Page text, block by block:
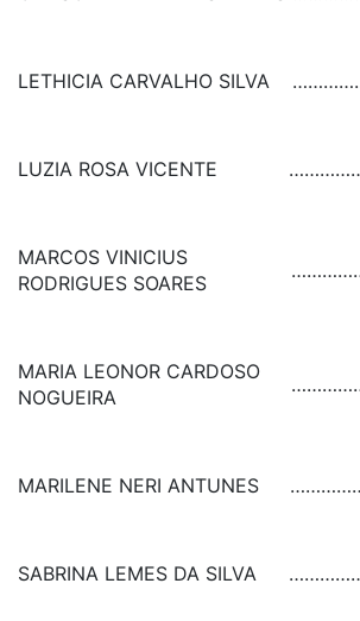
LETHICIA CARVALHO SILVA
LUZIA ROSA VICENTE
MARCOS VINICIUS
RODRIGUES SOARES
MARIA LEONOR CARDOSO
NOGUEIRA
MARILENE NERI ANTUNES
SABRINA LEMES DA SILVA